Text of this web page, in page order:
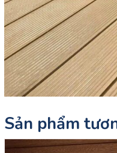
Sản phẩm